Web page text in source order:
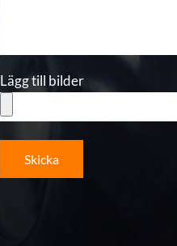
Lägg till bilder
Skicka